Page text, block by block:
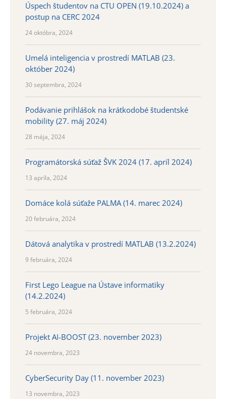
Úspech študentov na CTU OPEN (19.10.2024) a
postup na CERC 2024
24 októbra, 2024
Umelá inteligencia v prostredí MATLAB (23.
október 2024)
30 septembra, 2024
Podávanie prihlášok na krátkodobé študentské
mobility (27. máj 2024)
28 mája, 2024
Programátorská súťaž ŠVK 2024 (17. apríl 2024)
13 apríla, 2024
Domáce kolá súťaže PALMA (14. marec 2024)
20 februára, 2024
Dátová analytika v prostredí MATLAB (13.2.2024)
9 februára, 2024
First Lego League na Ústave informatiky
(14.2.2024)
5 februára, 2024
Projekt AI-BOOST (23. november 2023)
24 novembra, 2023
CyberSecurity Day (11. november 2023)
13 novembra, 2023